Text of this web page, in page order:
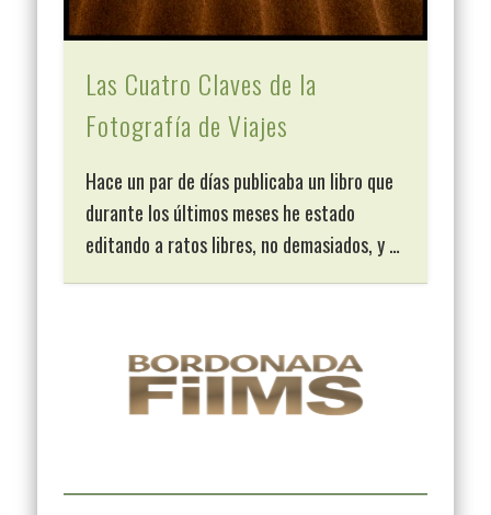
Las Cuatro Claves de la
Fotografía de Viajes
Hace un par de días publicaba un libro que
durante los últimos meses he estado
editando a ratos libres, no demasiados, y …